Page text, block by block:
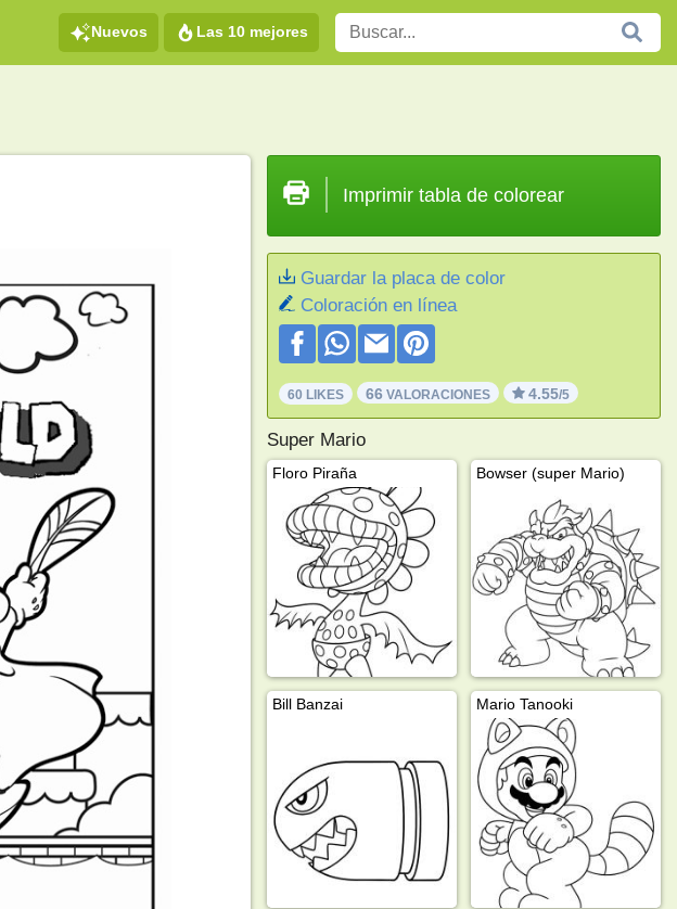
Nuevos Las 10 mejores
Imprimir tabla de colorear
Guardar la placa de color
Coloración en línea
60 LIKES 66VALORACIONES 4.55/5
Super Mario
Floro Piraña Bowser (super Mario)
Bill Banzai Mario Tanooki